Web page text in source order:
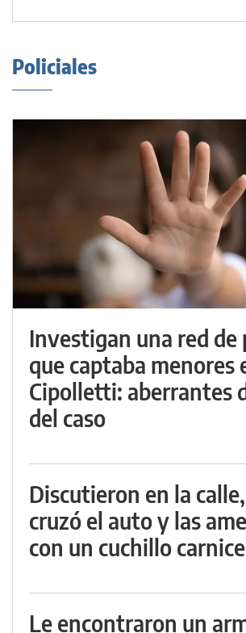
Policiales
Investigan una red de
que captaba menores
Cipolletti: aberrantes
del caso
Discutieron en la
cruzó el auto y las
con un cuchillo
Le encontraron un